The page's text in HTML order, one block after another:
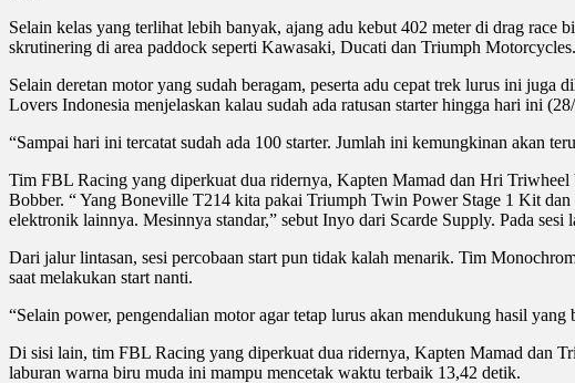
Selain kelas yang terlihat lebih banyak, ajang adu kebut 402 meter di drag
skrutinering di area paddock seperti Kawasaki, Ducati dan Triumph Motorcycles.
Selain deretan motor yang sudah beragam, peserta adu cepat trek lurus ini
Lovers Indonesia menjelaskan kalau sudah ada ratusan starter hingga hari ini
“Sampai hari ini tercatat sudah ada 100 starter. Jumlah ini kemungkinan akan
Tim FBL Racing yang diperkuat dua ridernya, Kapten Mamad dan Hri
Bobber. “ Yang Boneville T214 kita pakai Triumph Twin Power Stage 1 Kit
elektronik lainnya. Mesinnya standar,” sebut Inyo dari Scarde Supply. Pada
Dari jalur lintasan, sesi percobaan start pun tidak kalah menarik. Tim
saat melakukan start nanti.
“Selain power, pengendalian motor agar tetap lurus akan mendukung hasil
Di sisi lain, tim FBL Racing yang diperkuat dua ridernya, Kapten Mamad dan
laburan warna biru muda ini mampu mencetak waktu terbaik 13,42 detik.